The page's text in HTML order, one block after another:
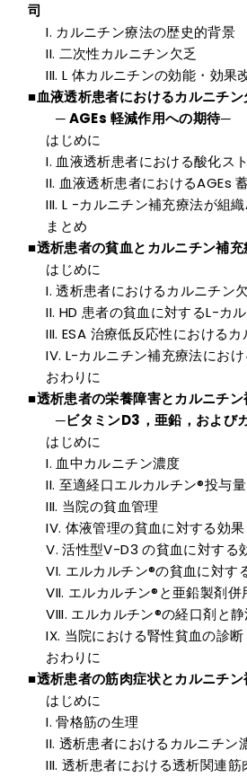
司
カルニチン療法の歴史的背景
二次性カルニチン欠乏
L 体カルニチンの効能・効果
■血液透析患者におけるカルニチ
─ AGEs 軽減作用への期
はじめに
血液透析患者における酸化ス
血液透析患者におけるAGEs
L -カルニチン補充療法が組
まとめ
■透析患者の貧血とカルニチ
はじめに
透析患者におけるカルニチン
HD 患者の貧血に対するL-カ
ESA 治療低反応性における
L-カルニチン補充療法にお
おわりに
■透析患者の栄養障害とカルニチ
─ビタミンD3，亜鉛，およ
はじめに
血中カルニチン濃度
至適経口エルカルチン®投与量
当院の貧血管理
体液管理の貧血に対する効果
活性型V-D3 の貧血に対する
エルカルチン®の貧血に対す
エルカルチン®と亜鉛製剤
エルカルチン®の経口剤と
当院における腎性貧血の診
おわりに
■透析患者の筋肉症状とカル
はじめに
骨格筋の生理
透析患者におけるカルニチン
透析患者における透析関連筋